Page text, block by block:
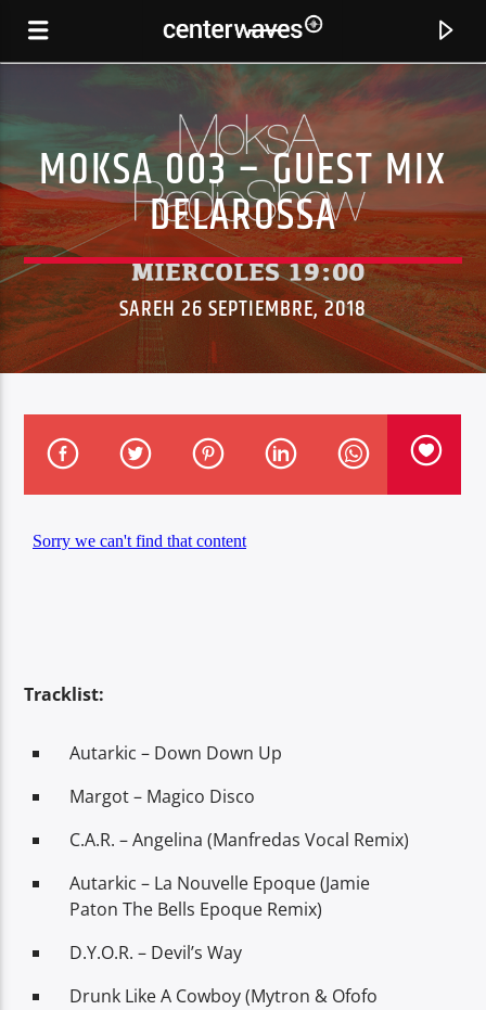
RIGHT HERE, RIGHT NOW
FATBOY SLIM
MOKSA 003 – GUEST MIX
DELAROSSA
SAREH 26 SEPTIEMBRE, 2018
Tracklist:
Autarkic – Down Down Up
Margot – Magico Disco
C.A.R. – Angelina (Manfredas Vocal Remix)
Autarkic – La Nouvelle Epoque (Jamie
Paton The Bells Epoque Remix)
D.Y.O.R. – Devil’s Way
Drunk Like A Cowboy (Mytron & Ofofo